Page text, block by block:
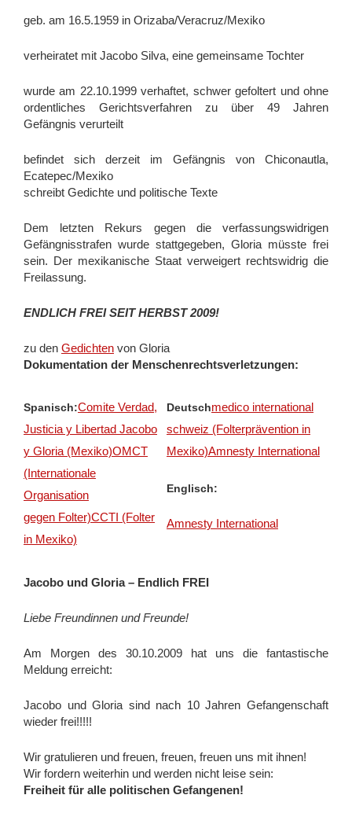
Menschenrechtsbeobachtung und solidarisches Arbeiten
Über das Vorbereitungsseminar
Erlebnisberichte
Unterstützung
Veranstaltungen
Kontakt
geb. am 16.5.1959 in Orizaba/Veracruz/Mexiko
verheiratet mit Jacobo Silva, eine gemeinsame Tochter
wurde am 22.10.1999 verhaftet, schwer gefoltert und ohne
ordentliches Gerichtsverfahren zu über 49 Jahren
Gefängnis verurteilt
befindet sich derzeit im Gefängnis von Chiconautla,
Ecatepec/Mexiko
schreibt Gedichte und politische Texte
Dem letzten Rekurs gegen die verfassungswidrigen
Gefängnisstrafen wurde stattgegeben, Gloria müsste frei
sein. Der mexikanische Staat verweigert rechtswidrig die
Freilassung.
ENDLICH FREI SEIT HERBST 2009!
zu den Gedichten von Gloria
Dokumentation der Menschenrechtsverletzungen:
Spanisch:Comite Verdad,
Justicia y Libertad Jacobo
y Gloria (Mexiko)OMCT
(Internationale
Organisation
gegen Folter)CCTI (Folter
in Mexiko)
Deutschmedico international
schweiz (Folterprävention in
Mexiko)Amnesty International
Englisch:
Amnesty International
Jacobo und Gloria – Endlich FREI
Liebe Freundinnen und Freunde!
Am Morgen des 30.10.2009 hat uns die fantastische
Meldung erreicht:
Jacobo und Gloria sind nach 10 Jahren Gefangenschaft
wieder frei!!!!!
Wir gratulieren und freuen, freuen, freuen uns mit ihnen!
Wir fordern weiterhin und werden nicht leise sein:
Freiheit für alle politischen Gefangenen!